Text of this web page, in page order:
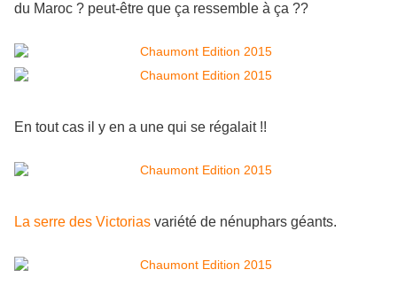
du Maroc ? peut-être que ça ressemble à ça ??
En tout cas il y en a une qui se régalait !!
La serre des Victorias variété de nénuphars géants.